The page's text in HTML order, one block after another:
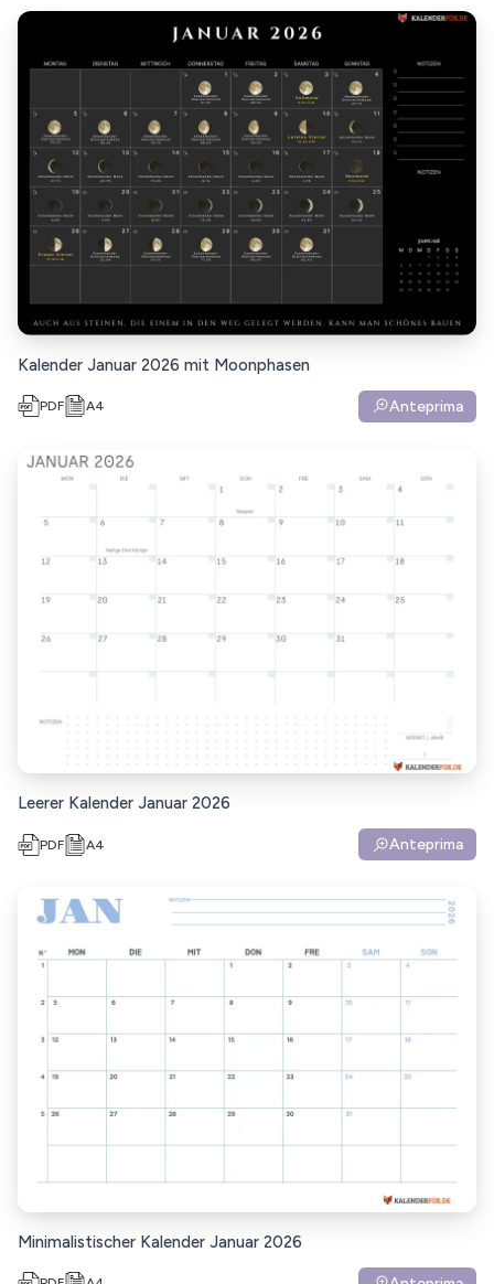
Kalender Januar 2026 mit Moonphasen
PDF A4 Anteprima
Leerer Kalender Januar 2026
PDF A4 Anteprima
Minimalistischer Kalender Januar 2026